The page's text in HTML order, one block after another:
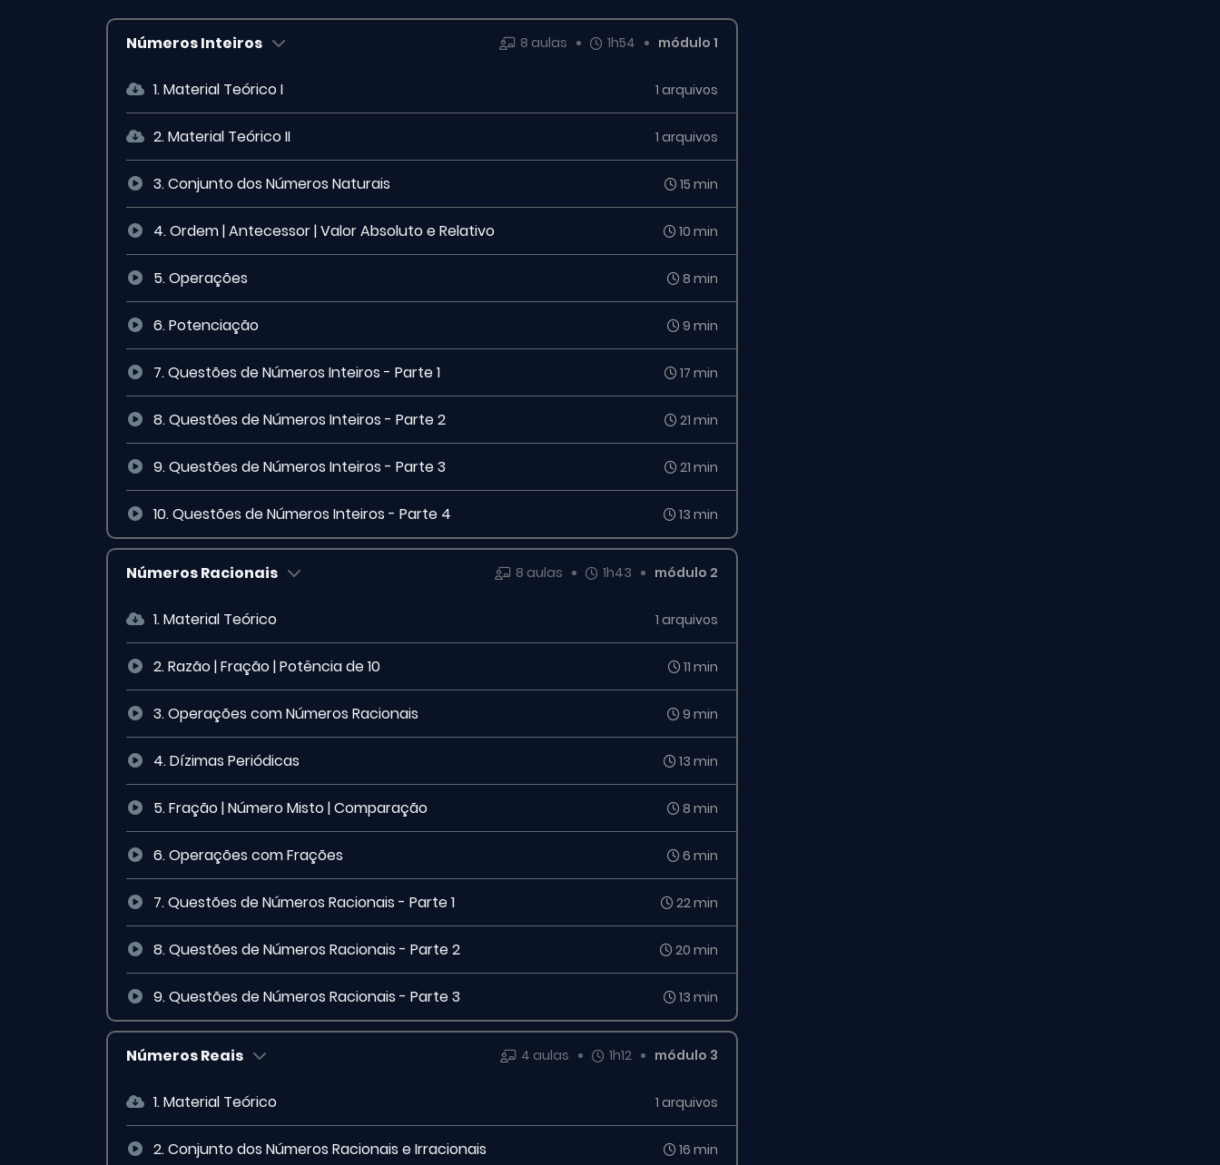
Números Inteiros 8 aulas 1h54 módulo 1
1. Material Teórico I 1 arquivos
2. Material Teórico II 1 arquivos
3. Conjunto dos Números Naturais 15 min
4. Ordem | Antecessor | Valor Absoluto e Relativo 10 min
5. Operações 8 min
6. Potenciação 9 min
7. Questões de Números Inteiros - Parte 1 17 min
8. Questões de Números Inteiros - Parte 2 21 min
9. Questões de Números Inteiros - Parte 3 21 min
10. Questões de Números Inteiros - Parte 4 13 min
Números Racionais 8 aulas 1h43 módulo 2
1. Material Teórico 1 arquivos
2. Razão | Fração | Potência de 10 11 min
3. Operações com Números Racionais 9 min
4. Dízimas Periódicas 13 min
5. Fração | Número Misto | Comparação 8 min
6. Operações com Frações 6 min
7. Questões de Números Racionais - Parte 1 22 min
8. Questões de Números Racionais - Parte 2 20 min
9. Questões de Números Racionais - Parte 3 13 min
Números Reais 4 aulas 1h12 módulo 3
1. Material Teórico 1 arquivos
2. Conjunto dos Números Racionais e Irracionais 16 min